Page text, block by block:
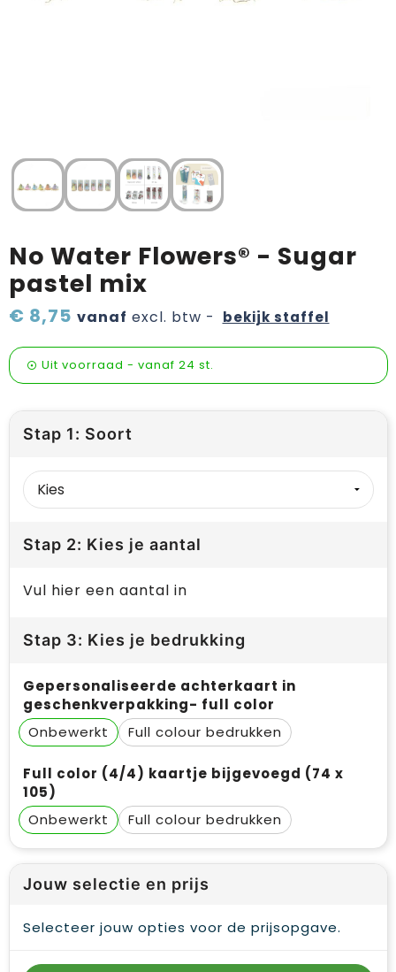
Zomerpakketten
No Water Flowers® - Sugar
pastel mix
€ 8,75 vanaf excl. btw - bekijk staffel
Uit voorraad - vanaf 24 st.
Stap 1: Soort
Stap 2: Kies je aantal
Vul hier een aantal in
Stap 3: Kies je bedrukking
Gepersonaliseerde achterkaart in
geschenkverpakking- full color
Onbewerkt
Full colour
Full color (4/4) kaartje bijgevoegd (74 x
105)
Onbewerkt
Full colour
Jouw selectie en prijs
Selecteer jouw opties voor de prijsopgave.